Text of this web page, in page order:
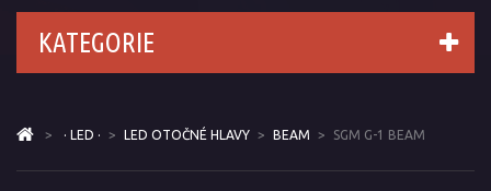
KATEGORIE
> · LED · > LED OTOČNÉ HLAVY > BEAM > SGM G-1 BEAM